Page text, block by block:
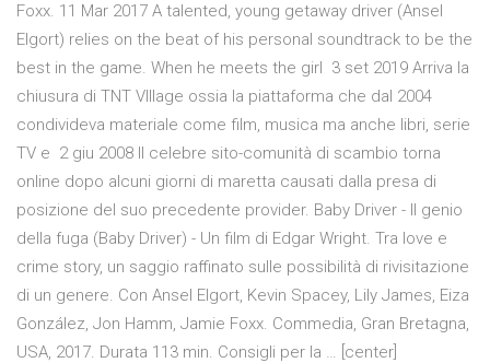
Foxx. 11 Mar 2017 A talented, young getaway driver (Ansel
Elgort) relies on the beat of his personal soundtrack to be the
best in the game. When he meets the girl 3 set 2019 Arriva la
chiusura di TNT VIllage ossia la piattaforma che dal 2004
condivideva materiale come film, musica ma anche libri, serie
TV e 2 giu 2008 Il celebre sito-comunità di scambio torna
online dopo alcuni giorni di maretta causati dalla presa di
posizione del suo precedente provider. Baby Driver - Il genio
della fuga (Baby Driver) - Un film di Edgar Wright. Tra love e
crime story, un saggio raffinato sulle possibilità di rivisitazione
di un genere. Con Ansel Elgort, Kevin Spacey, Lily James, Eiza
González, Jon Hamm, Jamie Foxx. Commedia, Gran Bretagna,
USA, 2017. Durata 113 min. Consigli per la … [center]